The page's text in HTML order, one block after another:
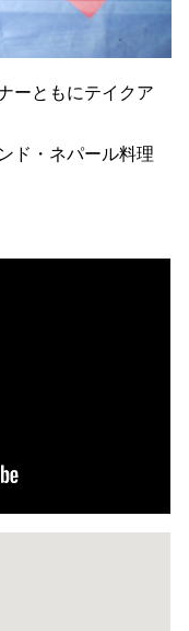
ーともにテイクア
ド・ネパール料理